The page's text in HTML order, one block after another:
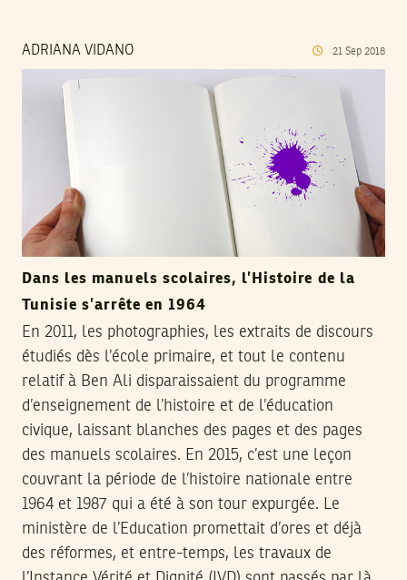
ADRIANA VIDANO 21 Sep 2018
Dans les manuels scolaires, l’Histoire de la
Tunisie s’arrête en 1964
En 2011, les photographies, les extraits de discours
étudiés dès l’école primaire, et tout le contenu
relatif à Ben Ali disparaissaient du programme
d’enseignement de l’histoire et de l’éducation
civique, laissant blanches des pages et des pages
des manuels scolaires. En 2015, c’est une leçon
couvrant la période de l’histoire nationale entre
1964 et 1987 qui a été à son tour expurgée. Le
ministère de l’Education promettait d’ores et déjà
des réformes, et entre-temps, les travaux de